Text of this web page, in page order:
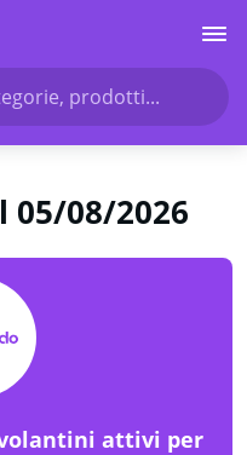
prodotti...
05/08/2026
attivi per